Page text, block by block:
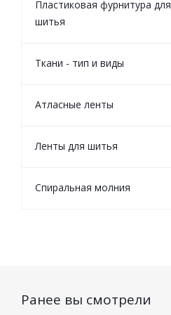
Пластиковая фурнитура для
шитья
Ткани - тип и виды
Атласные ленты
Ленты для шитья
Спиральная молния
Ранее вы смотрели